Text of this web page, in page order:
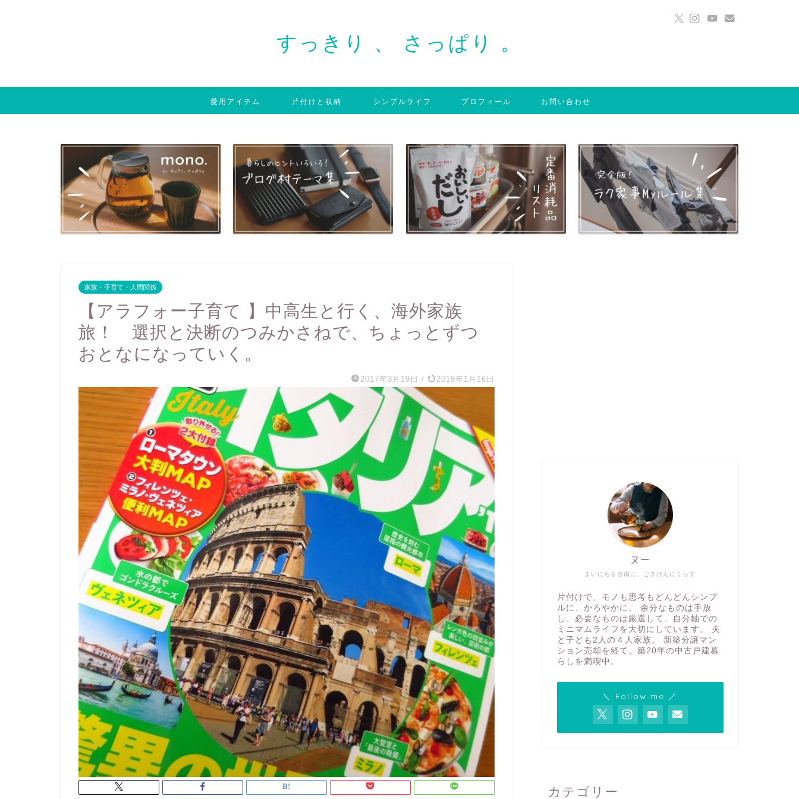
すっきり 、 さっぱり 。
愛用アイテム 片付けと収納 シンプルライフ プロフィール お問い合わせ
家族・子育て・人間関係
【アラフォー子育て 】中高生と行く、海外家族
旅！ 選択と決断のつみかさねで、ちょっとずつ
おとなになっていく。
2017年3月19日 / 2019年1月16日
まいにちを自由に、ごきげんにくらす
ヌー
片付けで、モノも思考もどんどんシンプ
ルに、かろやかに。 余分なものは手放
し、必要なものは厳選して、自分軸での
ミニマムライフを大切にしています。 夫
と子ども2人の４人家族。 新築分譲マン
ション売却を経て、築20年の中古戸建暮
らしを満喫中。
＼ Follow me ／
カテゴリー